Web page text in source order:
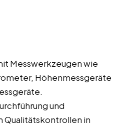
Messwerkzeugen wie
Höhenmessgeräte
und
Qualitätskontrollen in